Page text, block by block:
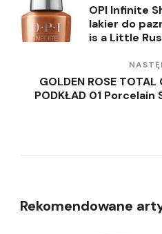
wpisu
OPI Infinite
lakier do
is a Little
GOLDEN ROSE TOTAL
PODKŁAD 01 Porcelain
Rekomendowane